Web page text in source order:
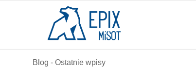
Blog - Ostatnie wpisy